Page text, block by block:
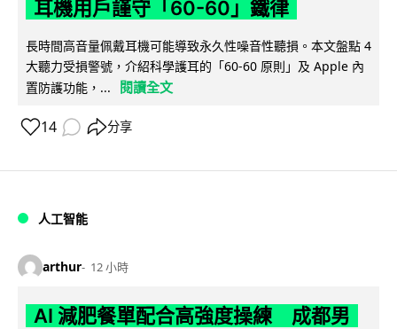
耳機用戶謹守「60-60」鐵律
長時間高音量佩戴耳機可能導致永久性噪音性聽損。本文盤點 4
大聽力受損警號，介紹科學護耳的「60-60 原則」及 Apple 內
置防護功能，...
閱讀全文
14 分享
人工智能
arthur 12 小時
AI 減肥餐單配合高強度操練 成都男